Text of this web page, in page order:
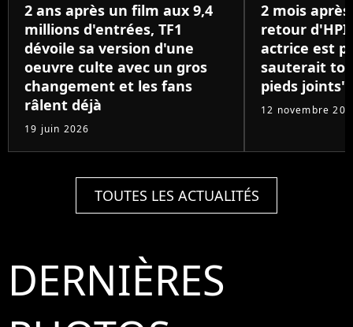
2 ans après un film aux 9,4
millions d'entrées, TF1
dévoile sa version d'une
oeuvre culte avec un gros
changement et les fans
râlent déjà
19 juin 2026
2 mois
retour d'HPI
actrice est
sauterait
pieds joints"
12 novembre
TOUTES LES ACTUALITÉS
DERNIÈRES